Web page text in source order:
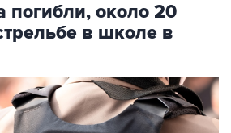
погибли, около 20
в школе в